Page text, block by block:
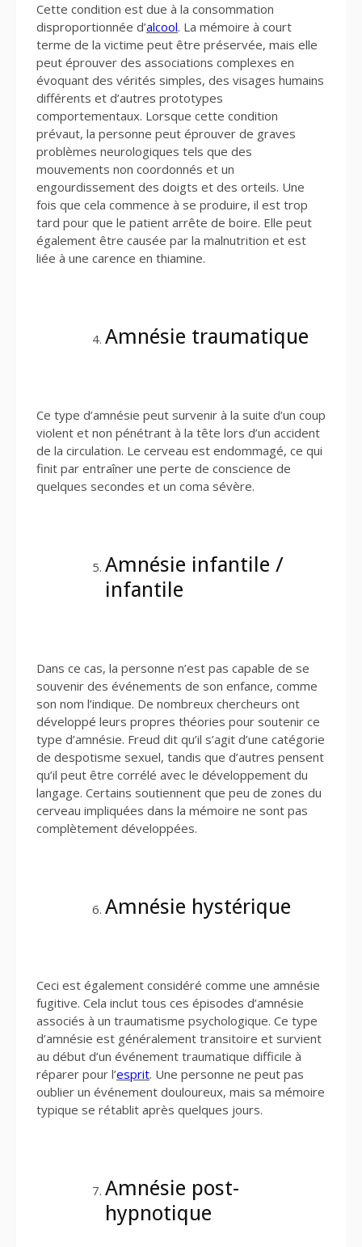
Cette condition est due à la consommation
disproportionnée d’alcool. La mémoire à court
terme de la victime peut être préservée, mais elle
peut éprouver des associations complexes en
évoquant des vérités simples, des visages humains
différents et d’autres prototypes
comportementaux. Lorsque cette condition
prévaut, la personne peut éprouver de graves
problèmes neurologiques tels que des
mouvements non coordonnés et un
engourdissement des doigts et des orteils. Une
fois que cela commence à se produire, il est trop
tard pour que le patient arrête de boire. Elle peut
également être causée par la malnutrition et est
liée à une carence en thiamine.
Amnésie traumatique
Ce type d’amnésie peut survenir à la suite d’un coup
violent et non pénétrant à la tête lors d’un accident
de la circulation. Le cerveau est endommagé, ce qui
finit par entraîner une perte de conscience de
quelques secondes et un coma sévère.
Amnésie infantile /
infantile
Dans ce cas, la personne n’est pas capable de se
souvenir des événements de son enfance, comme
son nom l’indique. De nombreux chercheurs ont
développé leurs propres théories pour soutenir ce
type d’amnésie. Freud dit qu’il s’agit d’une catégorie
de despotisme sexuel, tandis que d’autres pensent
qu’il peut être corrélé avec le développement du
langage. Certains soutiennent que peu de zones du
cerveau impliquées dans la mémoire ne sont pas
complètement développées.
Amnésie hystérique
Ceci est également considéré comme une amnésie
fugitive. Cela inclut tous ces épisodes d’amnésie
associés à un traumatisme psychologique. Ce type
d’amnésie est généralement transitoire et survient
au début d’un événement traumatique difficile à
réparer pour l’esprit. Une personne ne peut pas
oublier un événement douloureux, mais sa mémoire
typique se rétablit après quelques jours.
Amnésie post-
hypnotique